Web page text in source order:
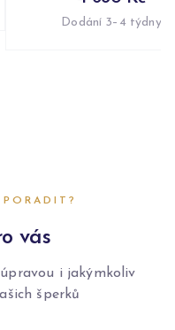
Dodání 3–4 týdny
vás
i jakýmkoliv
šperků